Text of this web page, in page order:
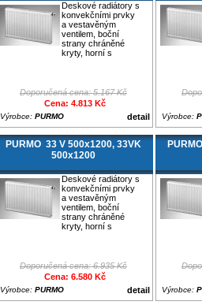
Deskové radiátory s
konvekčními prvky
a vestavěným
ventilem, boční
strany chráněné
kryty, horní s
Doporučená cena: 5.167 Kč
Cena: 4.813 Kč
detail
Výrobce: PURMO Výrobce:
PURMO 33 V 500x1200, 33VK
500x1200
Deskové radiátory s
konvekčními prvky
a vestavěným
ventilem, boční
strany chráněné
kryty, horní s
Doporučená cena: 6.935 Kč
Cena: 6.580 Kč
detail
Výrobce: PURMO Výrobce: